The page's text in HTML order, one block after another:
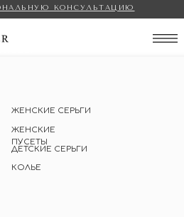
КОНСУЛЬТАЦИЮ
ЖЕНСКИЕ СЕРЬГИ
ЖЕНСКИЕ
ПУСЕТЫ
ДЕТСКИЕ СЕРЬГИ
КОЛЬЕ